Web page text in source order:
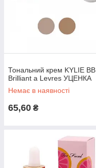
Тональний крем KYLIE BB
Brilliant a Levres УЦЕНКА
Немає в наявності
65,60 ₴